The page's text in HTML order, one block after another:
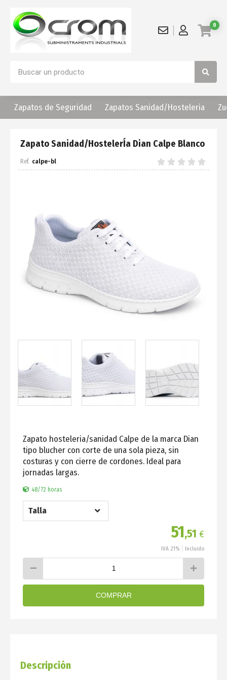
0
Zapatos de Seguridad Zapatos Sanidad/Hosteleria
Zapato Sanidad/HostelerÍa Dian Calpe Blanco
calpe-bl
Zapato hosteleria/sanidad Calpe de la marca Dian
tipo blucher con corte de una sola pieza, sin
costuras y con cierre de cordones. Ideal para
jornadas largas.
48/72 horas
Talla
51,51 €
IVA 21% Incluido
COMPRAR
Descripción